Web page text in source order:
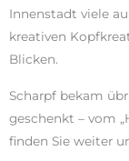
Innenstadt viele
kreativen
Blicken.
Scharpf bekam
geschenkt – vom
finden Sie weiter